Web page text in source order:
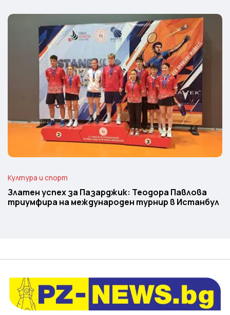
Култура и спорт
Златен успех за Пазарджик: Теодора Павлова
триумфира на международен турнир в Истанбул